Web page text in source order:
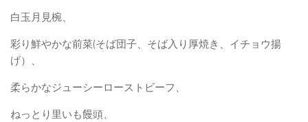
白玉月見椀、
彩り鮮やかな前菜(そば団子、そば入り厚焼き、イチョウ揚
げ）、
柔らかなジューシーローストビーフ、
ねっとり里いも饅頭、